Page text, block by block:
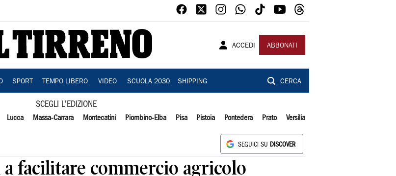
ACCEDI ABBONATI
SPORT TEMPO LIBERO VIDEO SCUOLA 2030 SHIPPING CERCA
SCEGLI L'EDIZIONE
Lucca Massa-Carrara Montecatini Piombino-Elba Pisa Pistoia Pontedera Prato Versilia
SEGUICI SU DISCOVER
facilitare commercio agricolo